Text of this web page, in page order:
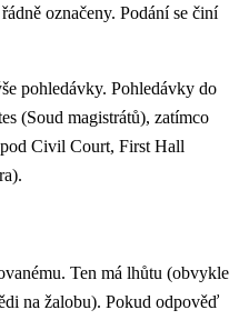
označeny. Podání se činí
pohledávky. Pohledávky do
(Soud magistrátů), zatímco
Civil Court, First Hall
Ten má lhůtu (obvykle
na žalobu). Pokud odpověď